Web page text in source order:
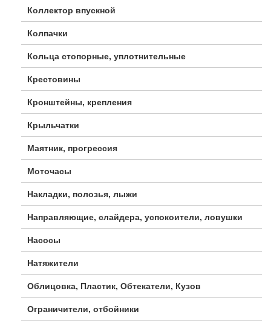
Коллектор впускной
Колпачки
Кольца стопорные, уплотнительные
Крестовины
Кронштейны, крепления
Крыльчатки
Маятник, прогрессия
Моточасы
Накладки, полозья, лыжи
Направляющие, слайдера, успокоители, ловушки
Насосы
Натяжители
Облицовка, Пластик, Обтекатели, Кузов
Ограничители, отбойники